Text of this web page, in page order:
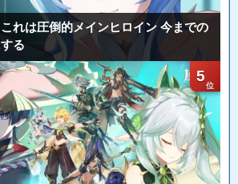
これは圧倒的メインヒロイン 今までの
る
5